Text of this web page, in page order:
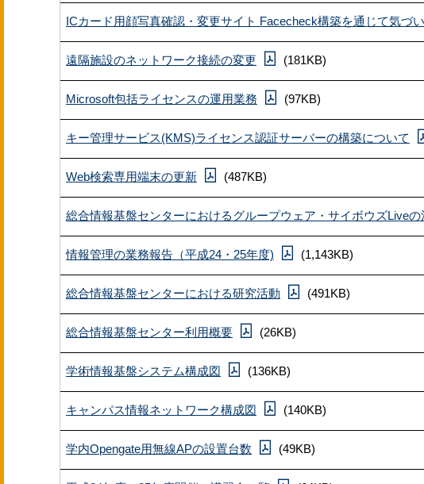
ICカード用顔写真確認・変更サイト Facecheck構築を通じて気づ
遠隔施設のネットワーク接続の変更 (181KB)
Microsoft包括ライセンスの運用業務 (97KB)
キー管理サービス(KMS)ライセンス認証サーバーの構築について
Web検索専用端末の更新 (487KB)
総合情報基盤センターにおけるグループウェア・サイボウズLiveの
情報管理の業務報告（平成24・25年度) (1,143KB)
総合情報基盤センターにおける研究活動 (491KB)
総合情報基盤センター利用概要 (26KB)
学術情報基盤システム構成図 (136KB)
キャンパス情報ネットワーク構成図 (140KB)
学内Opengate用無線APの設置台数 (49KB)